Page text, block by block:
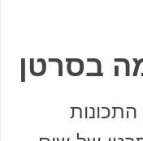
בסרטן